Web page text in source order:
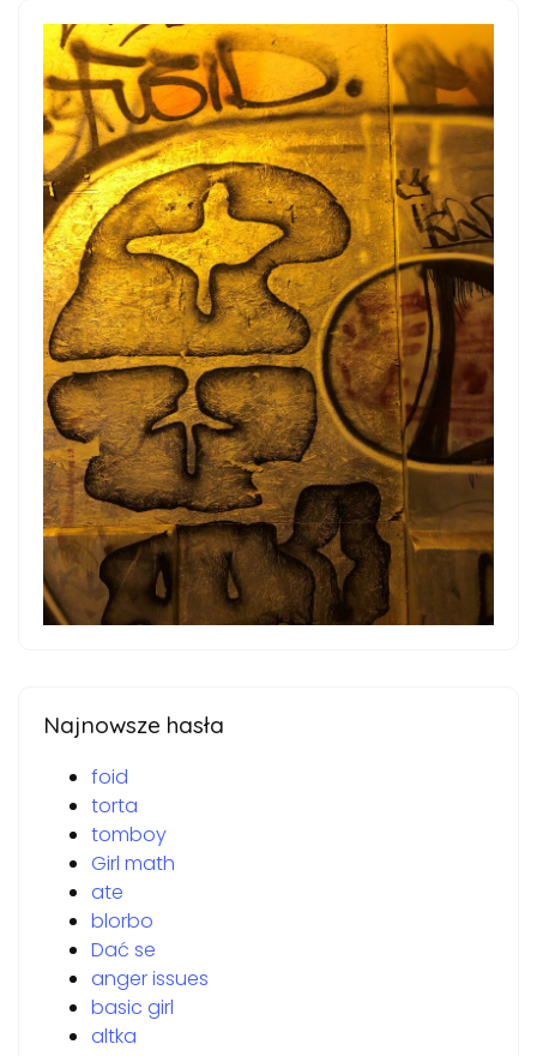
Najnowsze hasła
foid
torta
tomboy
Girl math
ate
blorbo
Dać se
anger issues
basic girl
altka